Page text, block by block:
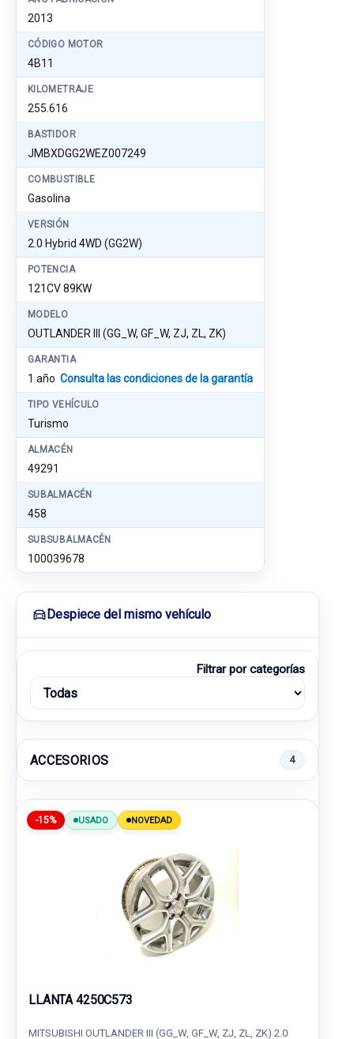
2013
CÓDIGO MOTOR
4B11
KILOMETRAJE
255.616
BASTIDOR
JMBXDGG2WEZ007249
COMBUSTIBLE
Gasolina
VERSIÓN
2.0 Hybrid 4WD (GG2W)
POTENCIA
121CV 89KW
MODELO
OUTLANDER III (GG_W, GF_W, ZJ, ZL, ZK)
GARANTIA
1 año Consulta las condiciones de la garantía
TIPO VEHÍCULO
Turismo
ALMACÉN
49291
SUBALMACÉN
458
SUBSUBALMACÉN
100039678
Despiece del mismo vehículo
Filtrar por categorías
ACCESORIOS 4
-15% USADO NOVEDAD
LLANTA 4250C573
MITSUBISHI OUTLANDER III (GG_W, GF_W, ZJ, ZL, ZK) 2.0